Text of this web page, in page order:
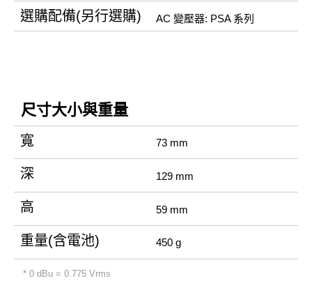
選購配備(另行選購) AC 變壓器: PSA 系列
尺寸大小與重量
寬 73 mm
深 129 mm
高 59 mm
重量(含電池) 450 g
* 0 dBu = 0.775 Vrms